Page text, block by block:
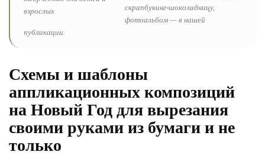
скрапбукинг-шоколадницу,
фотоальбом — в нашей
публикации.
Схемы и шаблоны
аппликационных композиций
на Новый Год для вырезания
своими руками из бумаги и не
только